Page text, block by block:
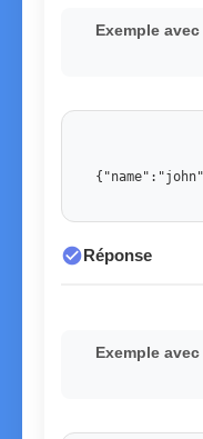
Exemple
check_circleRéponse
Exemple